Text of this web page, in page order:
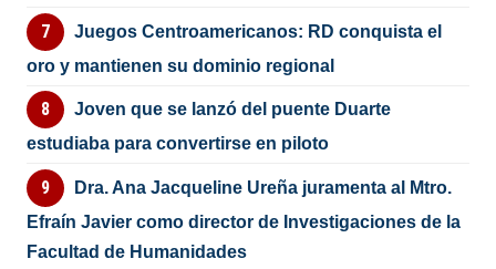
Juegos Centroamericanos: RD conquista el
oro y mantienen su dominio regional
Joven que se lanzó del puente Duarte
estudiaba para convertirse en piloto
Dra. Ana Jacqueline Ureña juramenta al Mtro.
Efraín Javier como director de Investigaciones de la
Facultad de Humanidades